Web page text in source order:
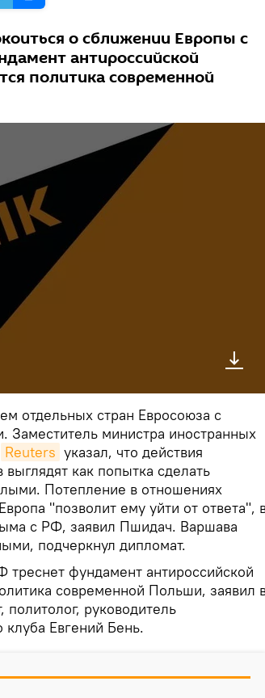
о сближении Европы с
антироссийской
политика современной
отдельных стран Евросоюза с
министра иностранных
Reuters указал, что действия
как попытка сделать
Потепление в отношениях
"позволит ему уйти от ответа",
с РФ, заявил Пшидач. Варшава
подчеркнул дипломат.
фундамент антироссийской
современной Польши, заявил
политолог, руководитель
клуба Евгений Бень.